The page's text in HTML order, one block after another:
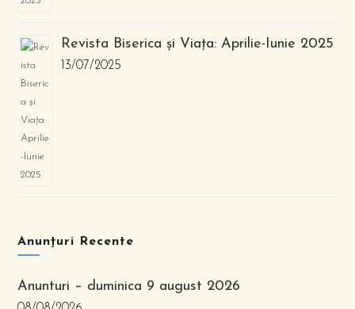
Revista Biserica și Viața: Aprilie-Iunie 2025
13/07/2025
Anunțuri Recente
Anunturi – duminica 9 august 2026